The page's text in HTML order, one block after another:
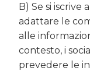
B) Se si iscrive
adattare le
alle
contesto, i
prevedere le